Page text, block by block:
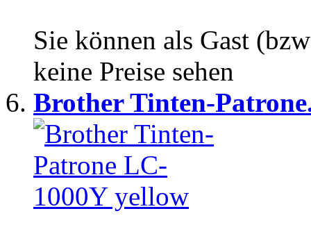
Sie können als Gast
keine Preise sehen
Brother Tinten-